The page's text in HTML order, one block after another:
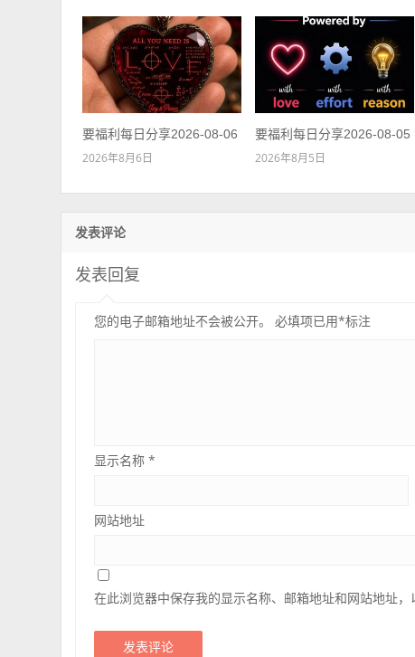
要福利每日分享2026-08-06
2026年8月6日
要福利每日分享2026-08-05
2026年8月5日
发表评论
发表回复
您的电子邮箱地址不会被公开。 必填项已用*标注
显示名称*
网站地址
在此浏览器中保存我的显示名称、邮箱地址和网站地址，